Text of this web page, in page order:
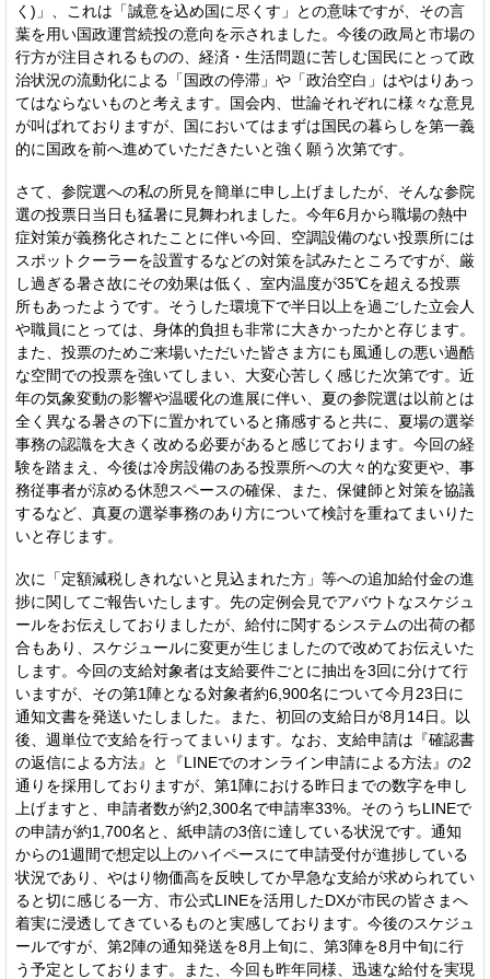
く)」、これは「誠意を込め国に尽くす」との意味ですが、その言
葉を用い国政運営続投の意向を示されました。今後の政局と市場の
行方が注目されるものの、経済・生活問題に苦しむ国民にとって政
治状況の流動化による「国政の停滞」や「政治空白」はやはりあっ
てはならないものと考えます。国会内、世論それぞれに様々な意見
が叫ばれておりますが、国においてはまずは国民の暮らしを第一義
的に国政を前へ進めていただきたいと強く願う次第です。
さて、参院選への私の所見を簡単に申し上げましたが、そんな参院
選の投票日当日も猛暑に見舞われました。今年6月から職場の熱中
症対策が義務化されたことに伴い今回、空調設備のない投票所には
スポットクーラーを設置するなどの対策を試みたところですが、厳
し過ぎる暑さ故にその効果は低く、室内温度が35℃を超える投票
所もあったようです。そうした環境下で半日以上を過ごした立会人
や職員にとっては、身体的負担も非常に大きかったかと存じます。
また、投票のためご来場いただいた皆さま方にも風通しの悪い過酷
な空間での投票を強いてしまい、大変心苦しく感じた次第です。近
年の気象変動の影響や温暖化の進展に伴い、夏の参院選は以前とは
全く異なる暑さの下に置かれていると痛感すると共に、夏場の選挙
事務の認識を大きく改める必要があると感じております。今回の経
験を踏まえ、今後は冷房設備のある投票所への大々的な変更や、事
務従事者が涼める休憩スペースの確保、また、保健師と対策を協議
するなど、真夏の選挙事務のあり方について検討を重ねてまいりた
いと存じます。
次に「定額減税しきれないと見込まれた方」等への追加給付金の進
捗に関してご報告いたします。先の定例会見でアバウトなスケジュ
ールをお伝えしておりましたが、給付に関するシステムの出荷の都
合もあり、スケジュールに変更が生じましたので改めてお伝えいた
します。今回の支給対象者は支給要件ごとに抽出を3回に分けて行
いますが、その第1陣となる対象者約6,900名について今月23日に
通知文書を発送いたしました。また、初回の支給日が8月14日。以
後、週単位で支給を行ってまいります。なお、支給申請は『確認書
の返信による方法』と『LINEでのオンライン申請による方法』の2
通りを採用しておりますが、第1陣における昨日までの数字を申し
上げますと、申請者数が約2,300名で申請率33%。そのうちLINEで
の申請が約1,700名と、紙申請の3倍に達している状況です。通知
からの1週間で想定以上のハイペースにて申請受付が進捗している
状況であり、やはり物価高を反映してか早急な支給が求められてい
ると切に感じる一方、市公式LINEを活用したDXが市民の皆さまへ
着実に浸透してきているものと実感しております。今後のスケジュ
ールですが、第2陣の通知発送を8月上旬に、第3陣を8月中旬に行
う予定としております。また、今回も昨年同様、迅速な給付を実現